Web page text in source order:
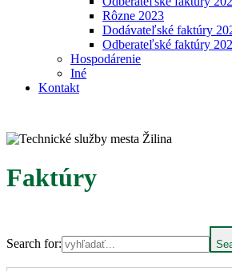
Rôzne 2023
Dodávateľské faktúry
Odberateľské faktúry
Hospodárenie
Iné
Kontakt
Faktúry
Search for: